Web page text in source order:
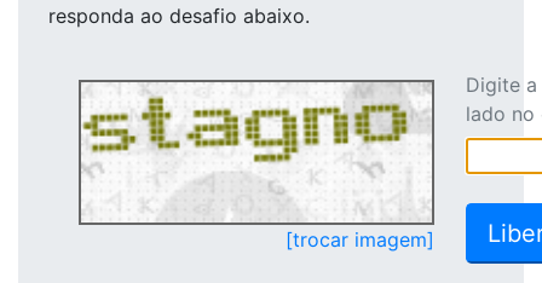
responda ao desafio abaixo.
[trocar imagem]
Digite
lado no